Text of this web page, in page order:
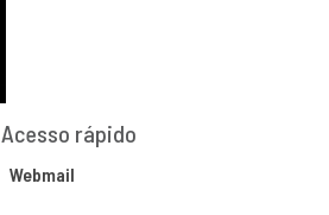
Acesso rápido
Webmail